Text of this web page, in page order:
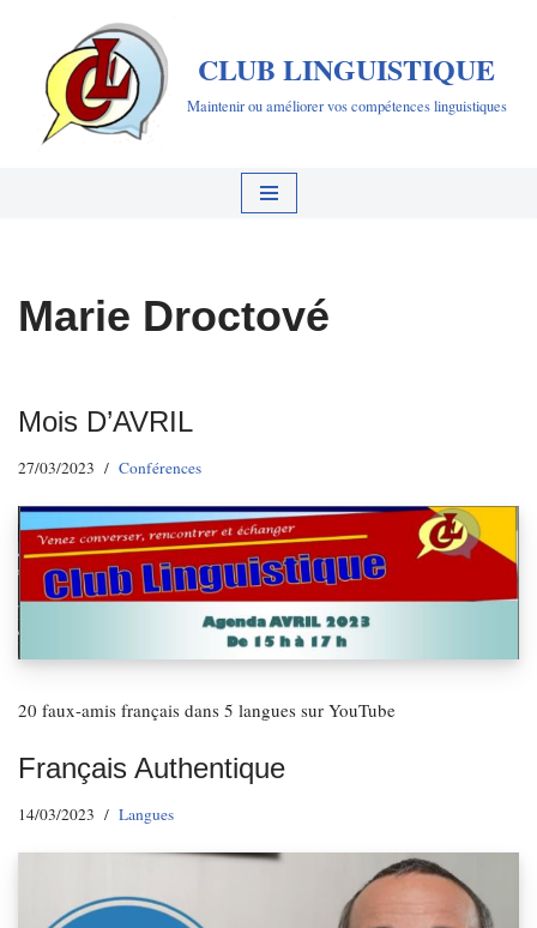
Aller
contenu
CLUB LINGUISTIQUE
Maintenir ou améliorer vos compétences linguistiques
Marie Droctové
Mois D’AVRIL
27/03/2023 Conférences
20 faux-amis français dans 5 langues sur YouTube
Français Authentique
14/03/2023 Langues